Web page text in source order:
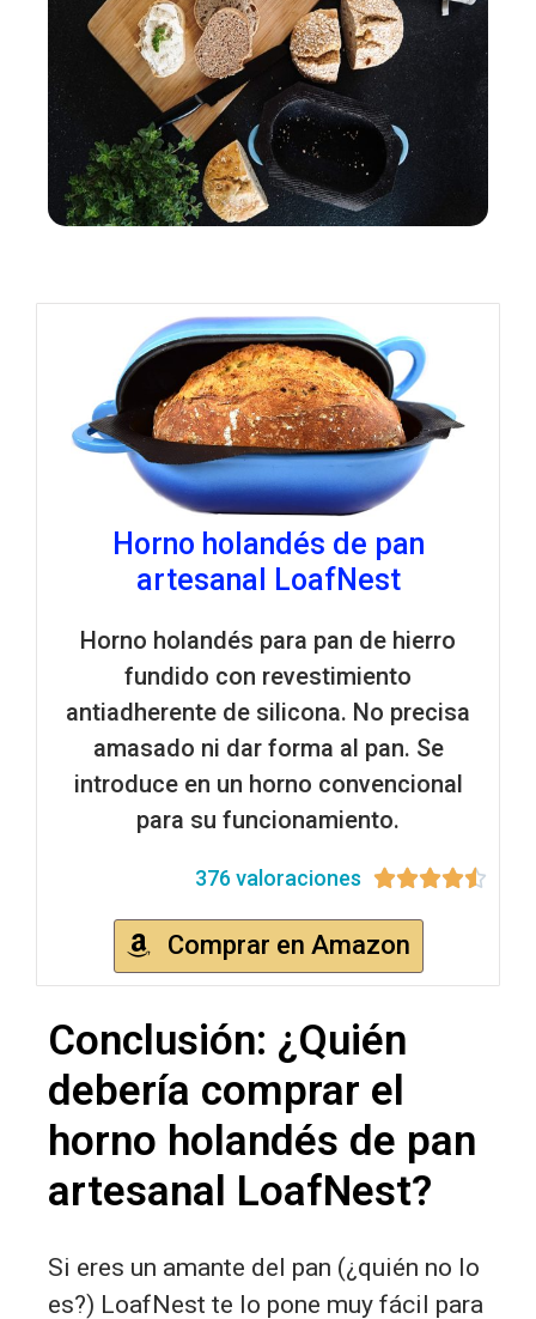
Horno holandés de pan
artesanal LoafNest
Horno holandés para pan de hierro
fundido con revestimiento
antiadherente de silicona. No precisa
amasado ni dar forma al pan. Se
introduce en un horno convencional
para su funcionamiento.
376 valoraciones 
Comprar en Amazon
Conclusión: ¿Quién
debería comprar el
horno holandés de pan
artesanal LoafNest?
Si eres un amante del pan (¿quién no lo
es?) LoafNest te lo pone muy fácil para